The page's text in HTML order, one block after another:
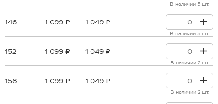
В наличии 5 шт.
146 1 099 ₽ 1 049 ₽
В наличии 5 шт.
152 1 099 ₽ 1 049 ₽
В наличии 2 шт.
158 1 099 ₽ 1 049 ₽
В наличии 2 шт.